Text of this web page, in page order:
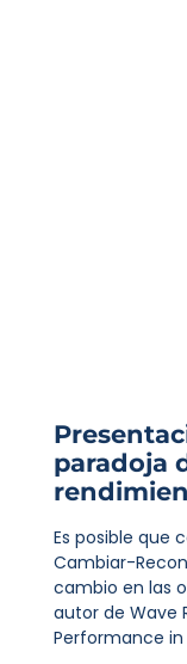
paradoja
Es posible que
Cambiar-
cambio en las
autor de Wave
Performance